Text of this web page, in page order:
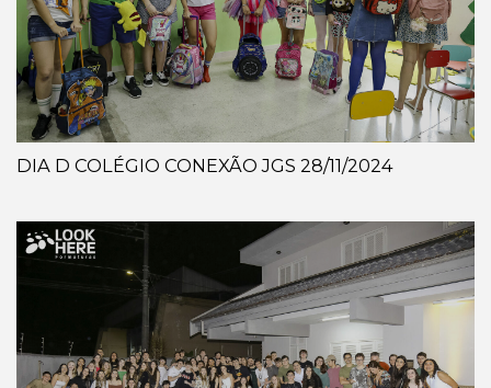
DIA D COLÉGIO CONEXÃO JGS 28/11/2024